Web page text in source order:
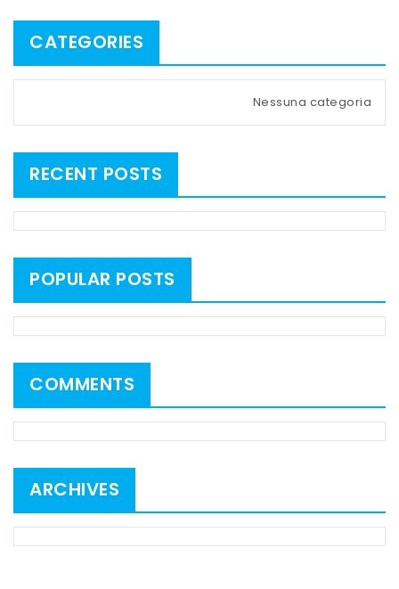
CATEGORIES
Nessuna categoria
RECENT POSTS
POPULAR POSTS
COMMENTS
ARCHIVES